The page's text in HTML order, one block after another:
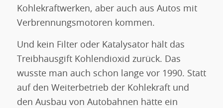
Kohlekraftwerken, aber auch aus Autos mit
Verbrennungsmotoren kommen.
Und kein Filter oder Katalysator hält das
Treibhausgift Kohlendioxid zurück. Das
wusste man auch schon lange vor 1990. Statt
auf den Weiterbetrieb der Kohlekraft und
den Ausbau von Autobahnen hätte ein